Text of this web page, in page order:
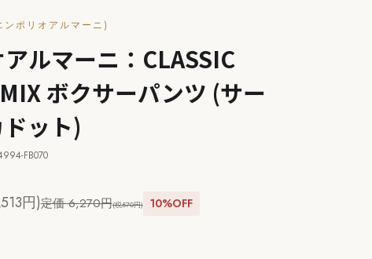
ポリオアルマーニ)
ルマーニ：CLASSIC
ボクサーパンツ (サー
ット)
FB070
円)定価 6,270円(税570円) 10%OFF